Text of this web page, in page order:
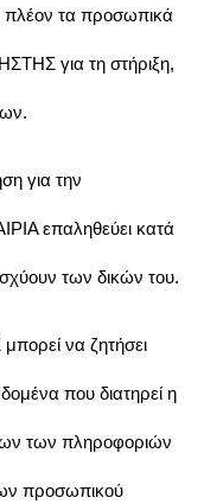
τα προσωπικά
για τη στήριξη,
για την
επαληθεύει κατά
των δικών του.
να ζητήσει
που διατηρεί η
των πληροφοριών
προσωπικού